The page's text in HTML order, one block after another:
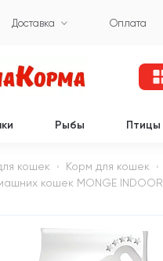
Доставка Оплата
Рыбы Птицы
кошек Корм для кошек
кошек MONGE INDOOR